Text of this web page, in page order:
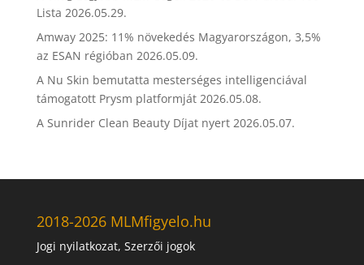
Lista 2026.05.29.
Amway 2025: 11% növekedés Magyarországon, 3,5%
az ESAN régióban 2026.05.09.
A Nu Skin bemutatta mesterséges intelligenciával
támogatott Prysm platformját 2026.05.08.
A Sunrider Clean Beauty Díjat nyert 2026.05.07.
2018-2026 MLMfigyelo.hu
Jogi nyilatkozat, Szerzői jogok